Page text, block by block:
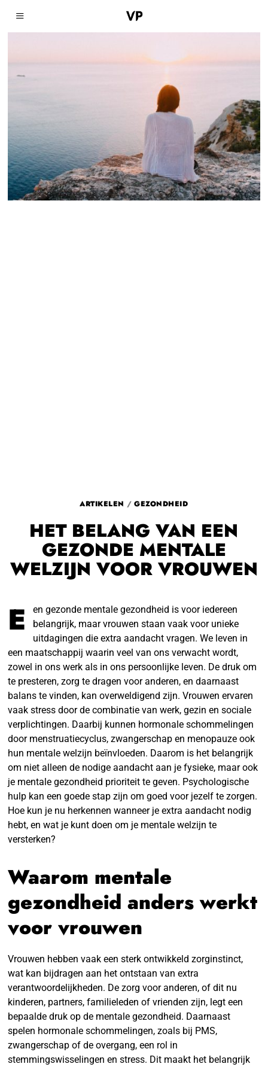
ARTIKELEN / GEZONDHEID
HET BELANG VAN EEN
GEZONDE MENTALE
WELZIJN VOOR VROUWEN
E
en gezonde mentale gezondheid is voor iedereen
belangrijk, maar vrouwen staan vaak voor unieke
uitdagingen die extra aandacht vragen. We leven in
een maatschappij waarin veel van ons verwacht wordt,
zowel in ons werk als in ons persoonlijke leven. De druk om
te presteren, zorg te dragen voor anderen, en daarnaast
balans te vinden, kan overweldigend zijn. Vrouwen ervaren
vaak stress door de combinatie van werk, gezin en sociale
verplichtingen. Daarbij kunnen hormonale schommelingen
door menstruatiecyclus, zwangerschap en menopauze ook
hun mentale welzijn beïnvloeden. Daarom is het belangrijk
om niet alleen de nodige aandacht aan je fysieke, maar ook
je mentale gezondheid prioriteit te geven. Psychologische
hulp kan een goede stap zijn om goed voor jezelf te zorgen.
Hoe kun je nu herkennen wanneer je extra aandacht nodig
hebt, en wat je kunt doen om je mentale welzijn te
versterken?
Waarom mentale
gezondheid anders werkt
voor vrouwen
Vrouwen hebben vaak een sterk ontwikkeld zorginstinct,
wat kan bijdragen aan het ontstaan van extra
verantwoordelijkheden. De zorg voor anderen, of dit nu
kinderen, partners, familieleden of vrienden zijn, legt een
bepaalde druk op de mentale gezondheid. Daarnaast
spelen hormonale schommelingen, zoals bij PMS,
zwangerschap of de overgang, een rol in
stemmingswisselingen en stress. Dit maakt het belangrijk